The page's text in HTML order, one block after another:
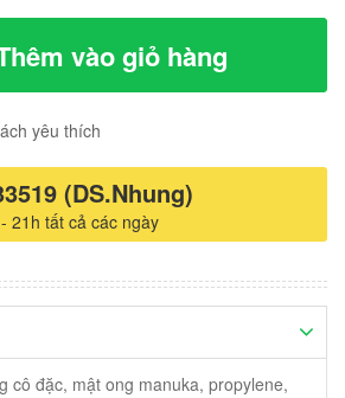
vào giỏ hàng
yêu thích
(DS.Nhung)
21h tất cả các ngày
cô đặc, mật ong manuka, propylene,